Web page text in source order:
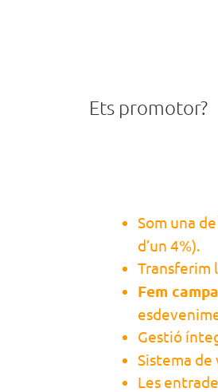
Ets promotor?
Som una
d’un 4%).
Transferim
Fem
Gestió
Sistema
Les